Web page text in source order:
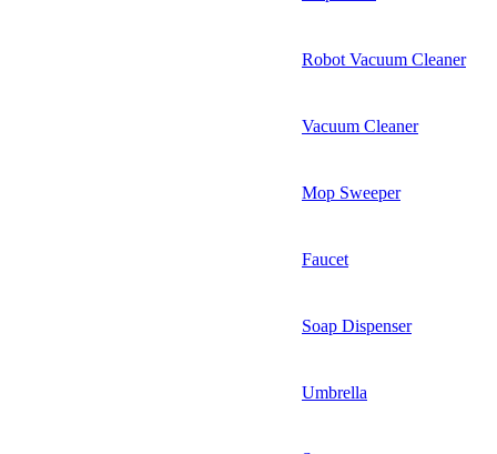
Robot Vacuum Cleaner
Vacuum Cleaner
Mop Sweeper
Faucet
Soap Dispenser
Umbrella